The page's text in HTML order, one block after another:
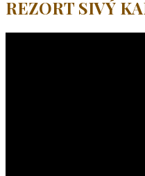
REZORT SIVÝ